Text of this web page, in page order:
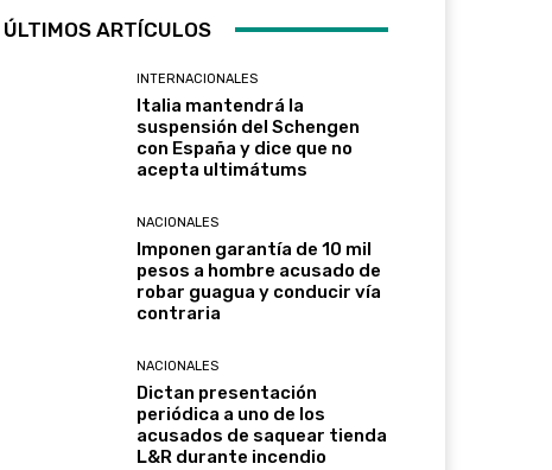
ÚLTIMOS ARTÍCULOS
INTERNACIONALES
Italia mantendrá la
suspensión del Schengen
con España y dice que no
acepta ultimátums
NACIONALES
Imponen garantía de 10 mil
pesos a hombre acusado de
robar guagua y conducir vía
contraria
NACIONALES
Dictan presentación
periódica a uno de los
acusados de saquear tienda
L&R durante incendio